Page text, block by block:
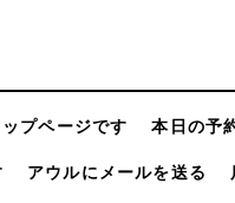
プページです 本日の予
アウルにメールを送る